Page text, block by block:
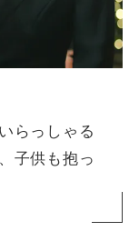
らっしゃる
子供も抱っ